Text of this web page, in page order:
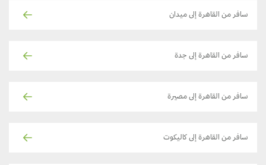
سافر من القاهرة إلى ميدان
سافر من القاهرة إلى جدة
سافر من القاهرة إلى مصيرة
سافر من القاهرة إلى كاليكوت